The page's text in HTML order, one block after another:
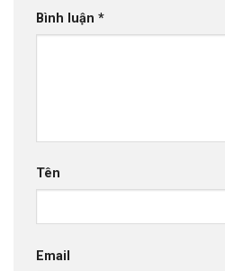
Bình luận *
Tên
Email